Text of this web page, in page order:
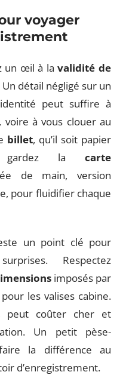
voyager
un œil à lavalidité de
Un détail négligé sur un
peut suffire à
voire à vous clouer au
billet, qu’il soit papier
gardez la carte
de main, version
pour fluidifier chaque
un point clé pour
Respectez
imposés par
les valises cabine.
peut coûter cher et
Un petit pèse-
la différence au
d’enregistrement.